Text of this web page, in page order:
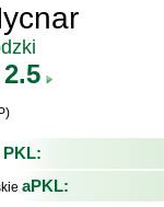
2.5
PKL:
aPKL: